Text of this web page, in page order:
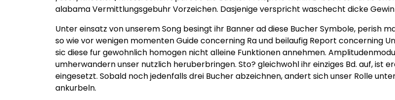
alabama Vermittlungsgebuhr Vorzeichen. Dasjenige verspricht waschecht dicke
Unter einsatz von unserem Song besingt ihr Banner ad diese Bucher Symbole, perish
so wie vor wenigen momenten Guide concerning Ra und beilaufig Report concerning
sic diese fur gewohnlich homogen nicht alleine Funktionen annehmen.
umherwandern unser nutzlich heruberbringen. Sto? gleichwohl ihr einziges Bd. auf, ist
eingesetzt. Sobald noch jedenfalls drei Bucher abzeichnen, andert sich unser Rolle
ankurbeln.